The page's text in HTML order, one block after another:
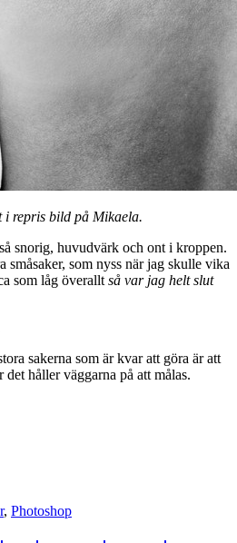
i repris bild på Mikaela.
snorig, huvudvärk och ont i kroppen.
småsaker, som nyss när jag skulle vika
som låg överallt så var jag helt slut
sakerna som är kvar att göra är att
håller väggarna på att målas.
, Photoshop